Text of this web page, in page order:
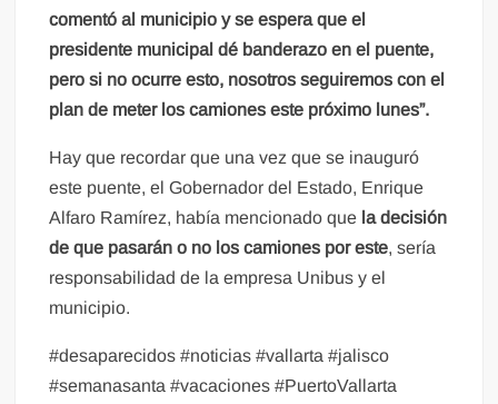
comentó al municipio y se espera que el
presidente municipal dé banderazo en el puente,
pero si no ocurre esto, nosotros seguiremos con el
plan de meter los camiones este próximo lunes”.
Hay que recordar que una vez que se inauguró
este puente, el Gobernador del Estado, Enrique
Alfaro Ramírez, había mencionado que la decisión
de que pasarán o no los camiones por este, sería
responsabilidad de la empresa Unibus y el
municipio.
#desaparecidos #noticias #vallarta #jalisco
#semanasanta #vacaciones #PuertoVallarta